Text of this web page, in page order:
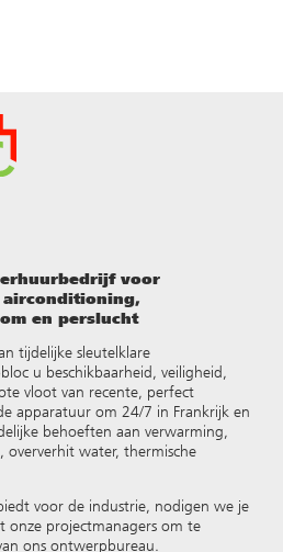
voor
en perslucht
tijdelijke sleutelklare
u beschikbaarheid, veiligheid,
vloot van recente, perfect
apparatuur om 24/7 in Frankrijk en
behoeften aan verwarming,
water, thermische
voor de industrie, nodigen we je
onze projectmanagers om te
ons ontwerpbureau.